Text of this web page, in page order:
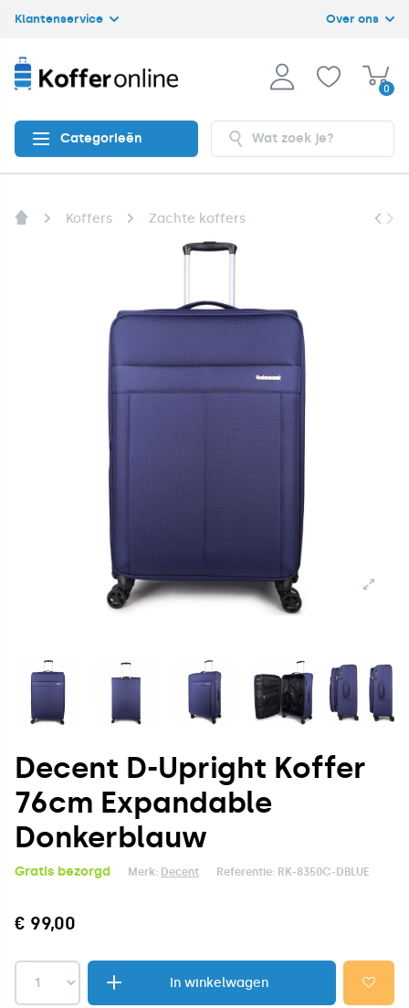
Klantenservice Over ons
0
Categorieën
Koffers Zachte koffers
Decent D-Upright Koffer
76cm Expandable
Donkerblauw
Gratis bezorgd Merk: Decent Referentie: RK-8350C-DBLUE
€ 99,00
In winkelwagen